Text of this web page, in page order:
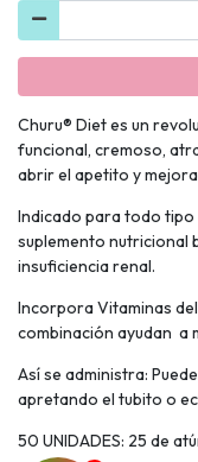
Churu® Diet es un
funcional, cremoso,
abrir el apetito y
Indicado para todo tipo
suplemento nutricional
insuficiencia renal.
Incorpora Vitaminas
combinación ayudan a
Así se administra:
apretando el tubito o
50 UNIDADES: 25 de